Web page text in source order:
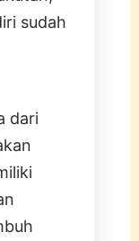
sudah
dari